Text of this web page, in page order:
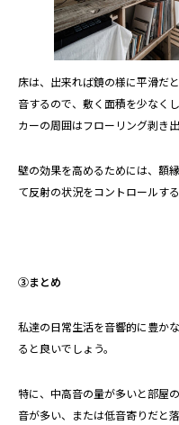
床は、出来れば鏡の様に平滑だ
音するので、敷く面積を少なく
カーの周囲はフローリング剥き
壁の効果を高めるためには、額
て反射の状況をコントロールす
③まとめ
私達の日常生活を音響的に豊か
ると良いでしょう。
特に、中高音の量が多いと部屋
音が多い、または低音寄りだと